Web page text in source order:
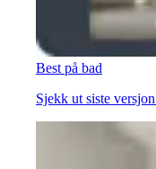
Best på bad
Sjekk ut siste